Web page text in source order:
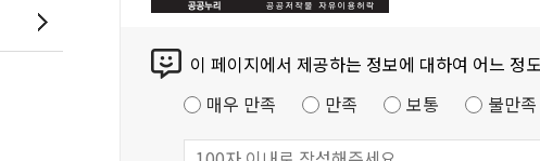
이 페이지에서 제공하는 정보에 대하여 어느 정
매우 만족
만족 보통 불만족